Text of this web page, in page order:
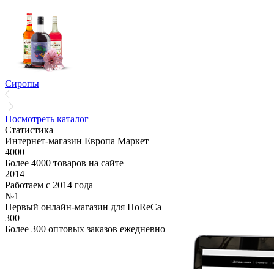
Сиропы
Посмотреть каталог
Статистика
Интернет-магазин Европа Маркет
4000
Более 4000 товаров на сайте
2014
Работаем с 2014 года
№1
Первый онлайн-магазин для HoReCa
300
Более 300 оптовых заказов ежедневно